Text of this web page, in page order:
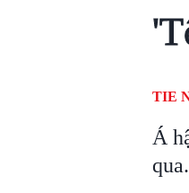
TIE
Á
qua.